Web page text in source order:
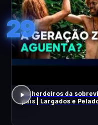
29
Os herdeiros da
pais | Largados e